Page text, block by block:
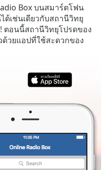
Box บนสมาร์ตโฟน
ด้เช่นเดียวกับสถานีวิทยุ
ตอนนี้สถานีวิทยุโปรดของ
วยแอปที่ใช้สะดวกของ